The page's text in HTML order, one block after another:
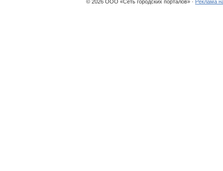
© 2026 ООО «Сеть городских порталов» · Реклама